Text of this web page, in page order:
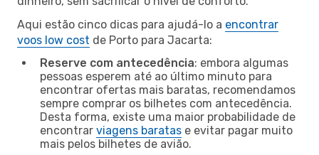
Aqui estão cinco dicas para ajudá-lo a encontrar
voos low cost de Porto para Jacarta:
Reserve com antecedência: embora algumas
pessoas esperem até ao último minuto para
encontrar ofertas mais baratas, recomendamos
sempre comprar os bilhetes com antecedência.
Desta forma, existe uma maior probabilidade de
encontrar viagens baratas e evitar pagar muito
mais pelos bilhetes de avião.